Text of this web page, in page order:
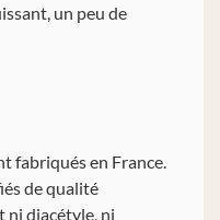
un peu de
fabriqués en France.
de qualité
ni diacétyle, ni